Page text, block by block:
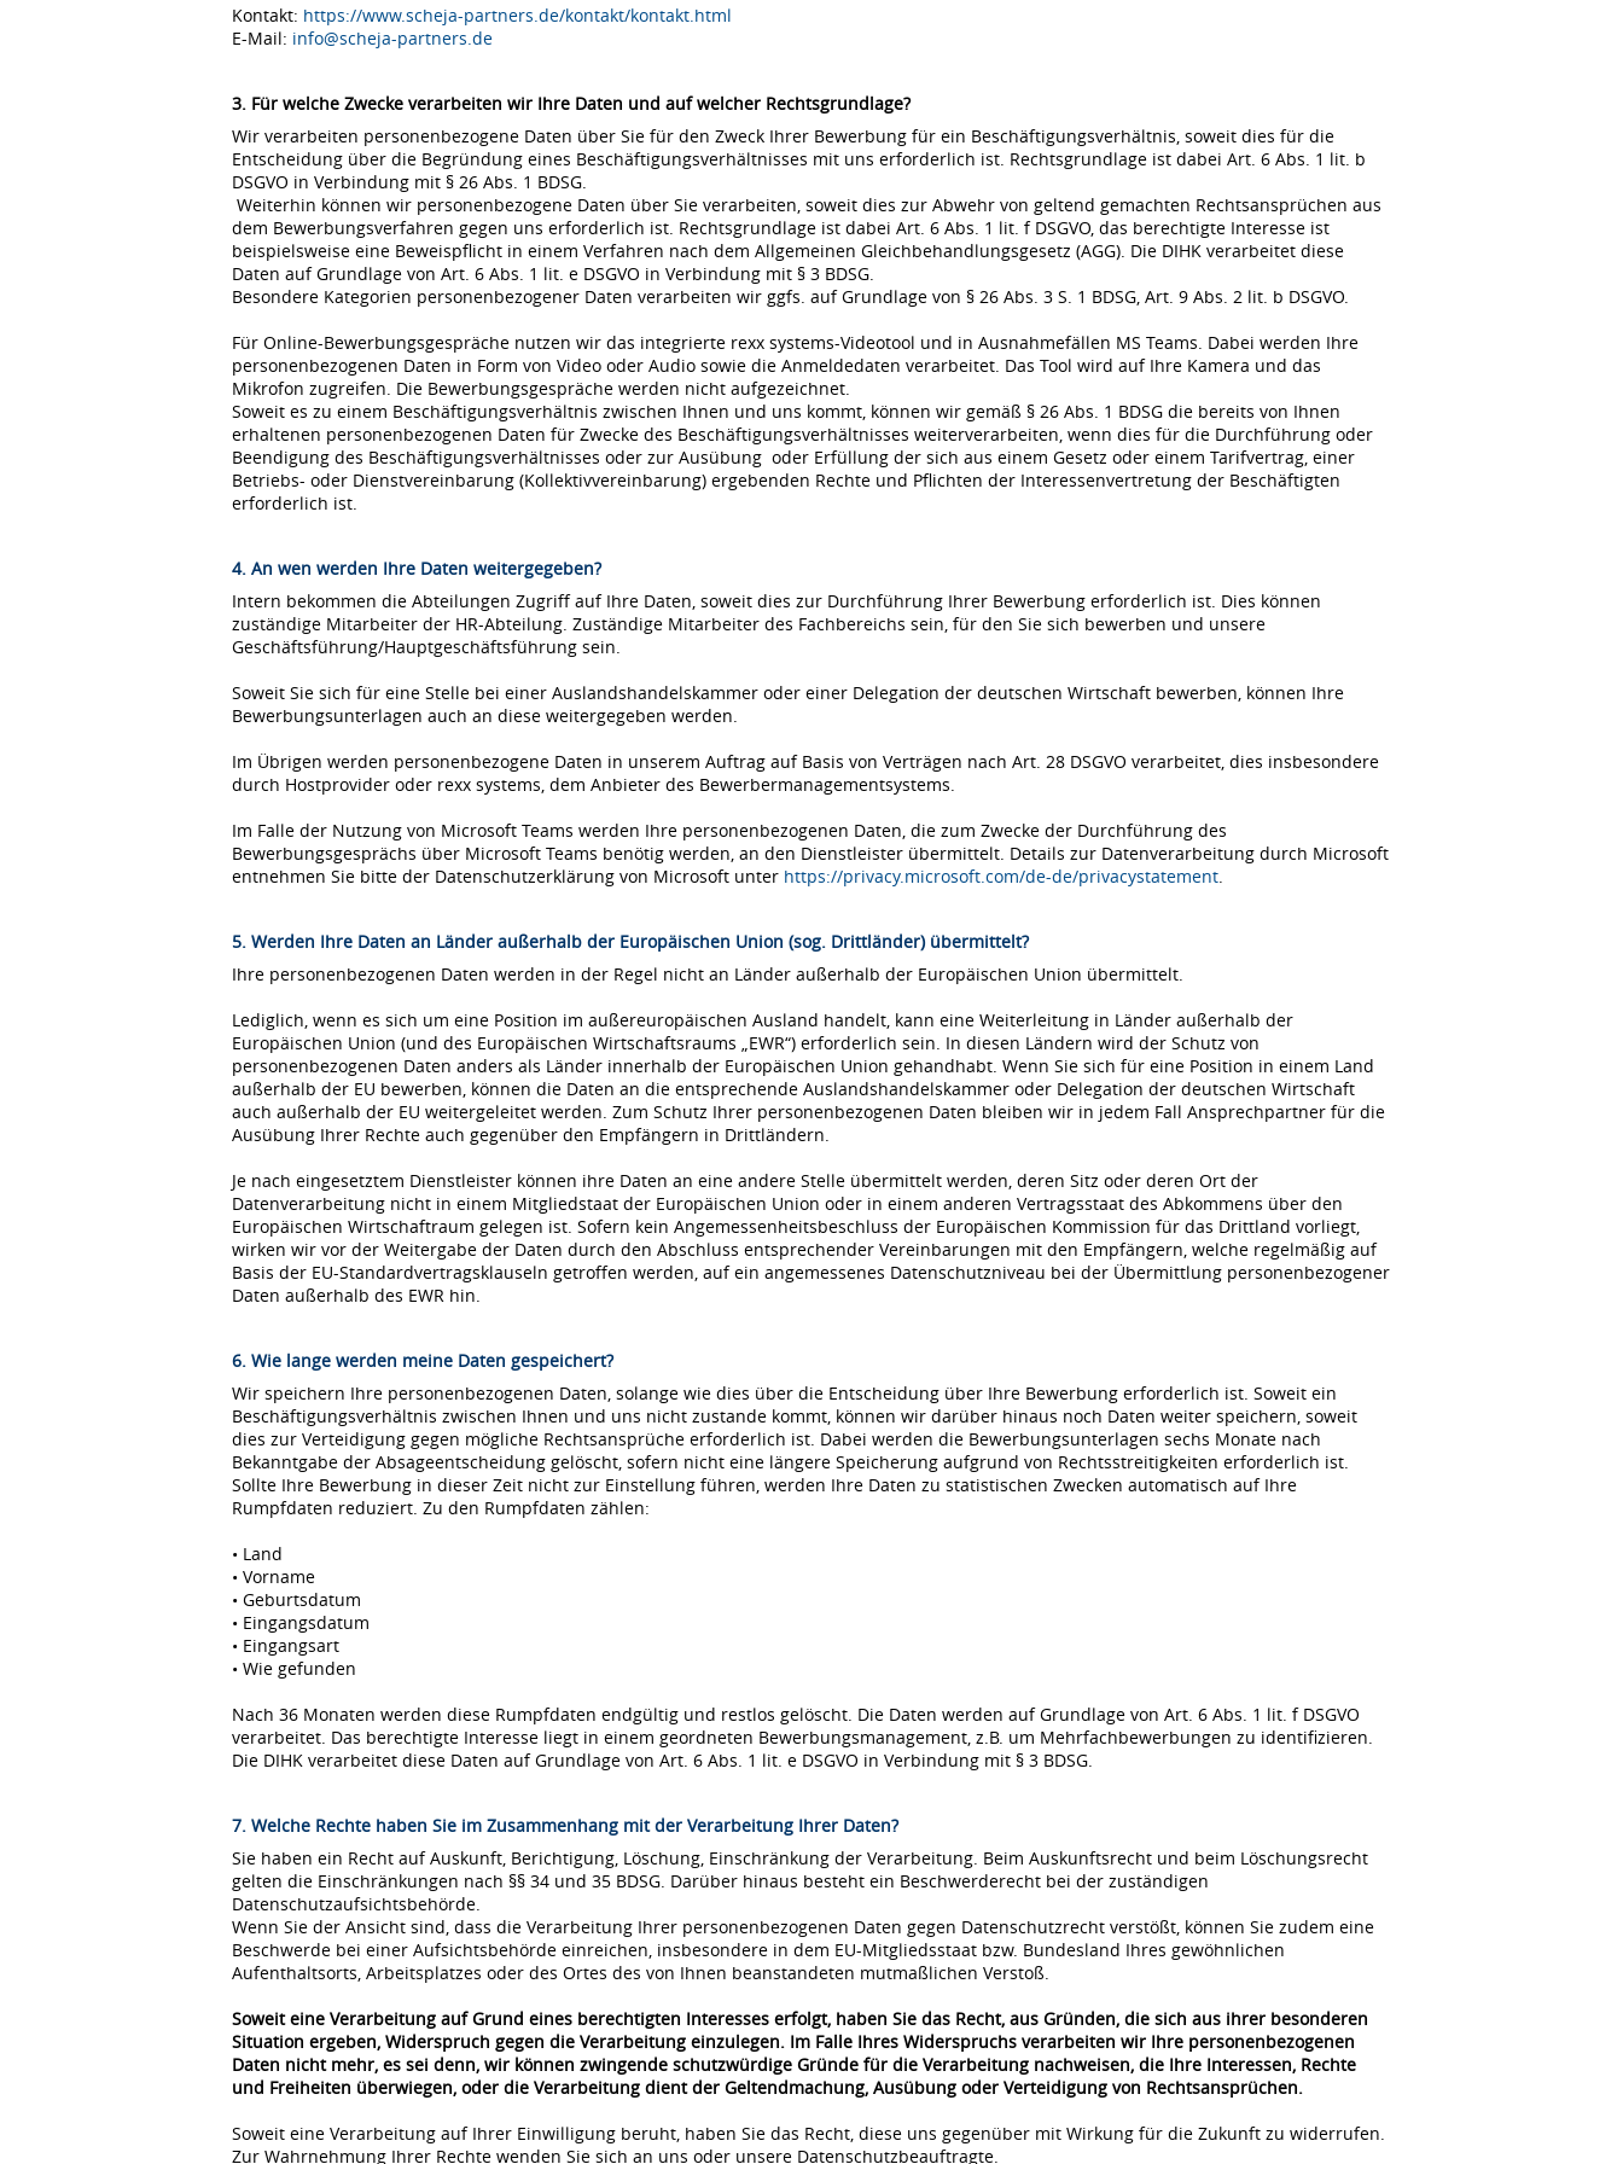
Kontakt: https://www.scheja-partners.de/kontakt/kontakt.html
E-Mail: info@scheja-partners.de
3. Für welche Zwecke verarbeiten wir Ihre Daten und auf welcher Rechtsgrundlage?
Wir verarbeiten personenbezogene Daten über Sie für den Zweck Ihrer Bewerbung für ein Beschäftigungsverhältnis, soweit dies für die
Entscheidung über die Begründung eines Beschäftigungsverhältnisses mit uns erforderlich ist. Rechtsgrundlage ist dabei Art. 6 Abs. 1 lit. b
DSGVO in Verbindung mit § 26 Abs. 1 BDSG.
Weiterhin können wir personenbezogene Daten über Sie verarbeiten, soweit dies zur Abwehr von geltend gemachten Rechtsansprüchen aus
dem Bewerbungsverfahren gegen uns erforderlich ist. Rechtsgrundlage ist dabei Art. 6 Abs. 1 lit. f DSGVO, das berechtigte Interesse ist
beispielsweise eine Beweispflicht in einem Verfahren nach dem Allgemeinen Gleichbehandlungsgesetz (AGG). Die DIHK verarbeitet diese
Daten auf Grundlage von Art. 6 Abs. 1 lit. e DSGVO in Verbindung mit § 3 BDSG.
Besondere Kategorien personenbezogener Daten verarbeiten wir ggfs. auf Grundlage von § 26 Abs. 3 S. 1 BDSG, Art. 9 Abs. 2 lit. b DSGVO.
Für Online-Bewerbungsgespräche nutzen wir das integrierte rexx systems-Videotool und in Ausnahmefällen MS Teams. Dabei werden Ihre
personenbezogenen Daten in Form von Video oder Audio sowie die Anmeldedaten verarbeitet. Das Tool wird auf Ihre Kamera und das
Mikrofon zugreifen. Die Bewerbungsgespräche werden nicht aufgezeichnet.
Soweit es zu einem Beschäftigungsverhältnis zwischen Ihnen und uns kommt, können wir gemäß § 26 Abs. 1 BDSG die bereits von Ihnen
erhaltenen personenbezogenen Daten für Zwecke des Beschäftigungsverhältnisses weiterverarbeiten, wenn dies für die Durchführung oder
Beendigung des Beschäftigungsverhältnisses oder zur Ausübung oder Erfüllung der sich aus einem Gesetz oder einem Tarifvertrag, einer
Betriebs- oder Dienstvereinbarung (Kollektivvereinbarung) ergebenden Rechte und Pflichten der Interessenvertretung der Beschäftigten
erforderlich ist.
4. An wen werden Ihre Daten weitergegeben?
Intern bekommen die Abteilungen Zugriff auf Ihre Daten, soweit dies zur Durchführung Ihrer Bewerbung erforderlich ist. Dies können
zuständige Mitarbeiter der HR-Abteilung. Zuständige Mitarbeiter des Fachbereichs sein, für den Sie sich bewerben und unsere
Geschäftsführung/Hauptgeschäftsführung sein.
Soweit Sie sich für eine Stelle bei einer Auslandshandelskammer oder einer Delegation der deutschen Wirtschaft bewerben, können Ihre
Bewerbungsunterlagen auch an diese weitergegeben werden.
Im Übrigen werden personenbezogene Daten in unserem Auftrag auf Basis von Verträgen nach Art. 28 DSGVO verarbeitet, dies insbesondere
durch Hostprovider oder rexx systems, dem Anbieter des Bewerbermanagementsystems.
Im Falle der Nutzung von Microsoft Teams werden Ihre personenbezogenen Daten, die zum Zwecke der Durchführung des
Bewerbungsgesprächs über Microsoft Teams benötig werden, an den Dienstleister übermittelt. Details zur Datenverarbeitung durch Microsoft
entnehmen Sie bitte der Datenschutzerklärung von Microsoft unter https://privacy.microsoft.com/de-de/privacystatement.
5. Werden Ihre Daten an Länder außerhalb der Europäischen Union (sog. Drittländer) übermittelt?
Ihre personenbezogenen Daten werden in der Regel nicht an Länder außerhalb der Europäischen Union übermittelt.
Lediglich, wenn es sich um eine Position im außereuropäischen Ausland handelt, kann eine Weiterleitung in Länder außerhalb der
Europäischen Union (und des Europäischen Wirtschaftsraums „EWR“) erforderlich sein. In diesen Ländern wird der Schutz von
personenbezogenen Daten anders als Länder innerhalb der Europäischen Union gehandhabt. Wenn Sie sich für eine Position in einem Land
außerhalb der EU bewerben, können die Daten an die entsprechende Auslandshandelskammer oder Delegation der deutschen Wirtschaft
auch außerhalb der EU weitergeleitet werden. Zum Schutz Ihrer personenbezogenen Daten bleiben wir in jedem Fall Ansprechpartner für die
Ausübung Ihrer Rechte auch gegenüber den Empfängern in Drittländern.
Je nach eingesetztem Dienstleister können ihre Daten an eine andere Stelle übermittelt werden, deren Sitz oder deren Ort der
Datenverarbeitung nicht in einem Mitgliedstaat der Europäischen Union oder in einem anderen Vertragsstaat des Abkommens über den
Europäischen Wirtschaftraum gelegen ist. Sofern kein Angemessenheitsbeschluss der Europäischen Kommission für das Drittland vorliegt,
wirken wir vor der Weitergabe der Daten durch den Abschluss entsprechender Vereinbarungen mit den Empfängern, welche regelmäßig auf
Basis der EU-Standardvertragsklauseln getroffen werden, auf ein angemessenes Datenschutzniveau bei der Übermittlung personenbezogener
Daten außerhalb des EWR hin.
6. Wie lange werden meine Daten gespeichert?
Wir speichern Ihre personenbezogenen Daten, solange wie dies über die Entscheidung über Ihre Bewerbung erforderlich ist. Soweit ein
Beschäftigungsverhältnis zwischen Ihnen und uns nicht zustande kommt, können wir darüber hinaus noch Daten weiter speichern, soweit
dies zur Verteidigung gegen mögliche Rechtsansprüche erforderlich ist. Dabei werden die Bewerbungsunterlagen sechs Monate nach
Bekanntgabe der Absageentscheidung gelöscht, sofern nicht eine längere Speicherung aufgrund von Rechtsstreitigkeiten erforderlich ist.
Sollte Ihre Bewerbung in dieser Zeit nicht zur Einstellung führen, werden Ihre Daten zu statistischen Zwecken automatisch auf Ihre
Rumpfdaten reduziert. Zu den Rumpfdaten zählen:
• Land
• Vorname
• Geburtsdatum
• Eingangsdatum
• Eingangsart
• Wie gefunden
Nach 36 Monaten werden diese Rumpfdaten endgültig und restlos gelöscht. Die Daten werden auf Grundlage von Art. 6 Abs. 1 lit. f DSGVO
verarbeitet. Das berechtigte Interesse liegt in einem geordneten Bewerbungsmanagement, z.B. um Mehrfachbewerbungen zu identifizieren.
Die DIHK verarbeitet diese Daten auf Grundlage von Art. 6 Abs. 1 lit. e DSGVO in Verbindung mit § 3 BDSG.
7. Welche Rechte haben Sie im Zusammenhang mit der Verarbeitung Ihrer Daten?
Sie haben ein Recht auf Auskunft, Berichtigung, Löschung, Einschränkung der Verarbeitung. Beim Auskunftsrecht und beim Löschungsrecht
gelten die Einschränkungen nach §§ 34 und 35 BDSG. Darüber hinaus besteht ein Beschwerderecht bei der zuständigen
Datenschutzaufsichtsbehörde.
Wenn Sie der Ansicht sind, dass die Verarbeitung Ihrer personenbezogenen Daten gegen Datenschutzrecht verstößt, können Sie zudem eine
Beschwerde bei einer Aufsichtsbehörde einreichen, insbesondere in dem EU-Mitgliedsstaat bzw. Bundesland Ihres gewöhnlichen
Aufenthaltsorts, Arbeitsplatzes oder des Ortes des von Ihnen beanstandeten mutmaßlichen Verstoß.
Soweit eine Verarbeitung auf Grund eines berechtigten Interesses erfolgt, haben Sie das Recht, aus Gründen, die sich aus ihrer besonderen
Situation ergeben, Widerspruch gegen die Verarbeitung einzulegen. Im Falle Ihres Widerspruchs verarbeiten wir Ihre personenbezogenen
Daten nicht mehr, es sei denn, wir können zwingende schutzwürdige Gründe für die Verarbeitung nachweisen, die Ihre Interessen, Rechte
und Freiheiten überwiegen, oder die Verarbeitung dient der Geltendmachung, Ausübung oder Verteidigung von Rechtsansprüchen.
Soweit eine Verarbeitung auf Ihrer Einwilligung beruht, haben Sie das Recht, diese uns gegenüber mit Wirkung für die Zukunft zu widerrufen.
Zur Wahrnehmung Ihrer Rechte wenden Sie sich an uns oder unsere Datenschutzbeauftragte.